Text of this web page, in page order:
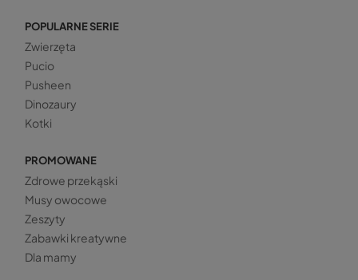
POPULARNE SERIE
Zwierzęta
Pucio
Pusheen
Dinozaury
Kotki
PROMOWANE
Zdrowe przekąski
Musy owocowe
Zeszyty
Zabawki kreatywne
Dla mamy